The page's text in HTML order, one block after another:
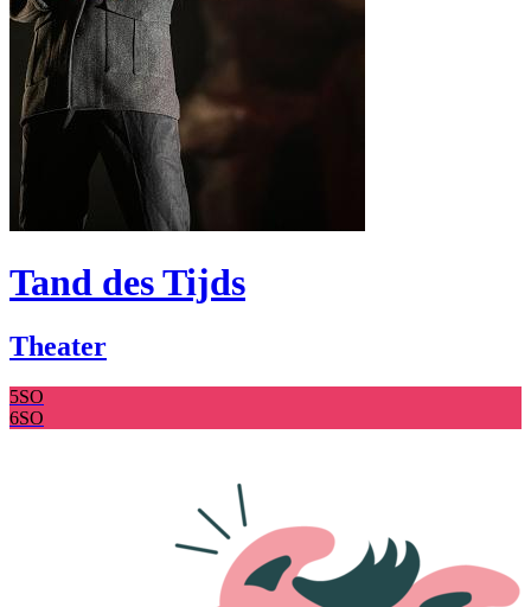
Tand des Tijds
Theater
5SO
6SO